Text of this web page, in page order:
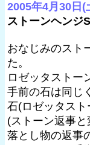
2005年4月30日(
ストーンヘンジ
おなじみのスト
た。
ロゼッタストー
手前の石は同じ
石(ロゼッタスト
(ストーン返事
落とし物の返事